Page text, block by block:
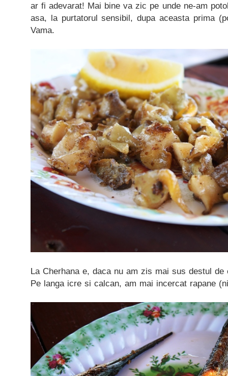
ar fi adevarat! Mai bine va zic pe unde ne-am
asa, la purtatorul sensibil, dupa aceasta prima
Vama.
La Cherhana e, daca nu am zis mai sus destul
Pe langa icre si calcan, am mai incercat rapane